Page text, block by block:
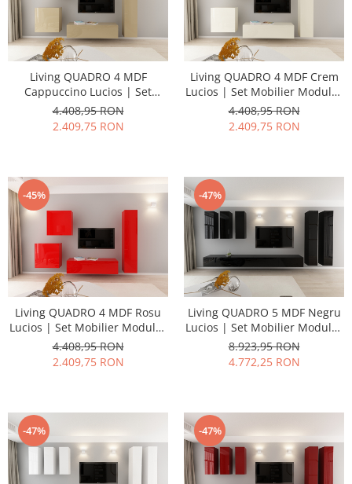
Living QUADRO 4 MDF
Cappuccino Lucios | Set
Mobilier Modular Suspendat
Premium Configurabil pentru
un Living Modern Fără
4.408,95 RON
2.409,75 RON
Living QUADRO 4 MDF Crem
Lucios | Set Mobilier Modular
Suspendat Premium
Configurabil pentru un Living
Modern Fără Mânere/Push to
4.408,95 RON
2.409,75 RON
-45%
Living QUADRO 4 MDF Rosu
Lucios | Set Mobilier Modular
Suspendat Premium
Configurabil pentru un Living
Modern Fără Mânere/Push to
4.408,95 RON
2.409,75 RON
-47%
Living QUADRO 5 MDF Negru
Lucios | Set Mobilier Modular
Suspendat Premium
Configurabil pentru un Living
Modern Fără Mânere/Push to
8.923,95 RON
4.772,25 RON
-47% -47%